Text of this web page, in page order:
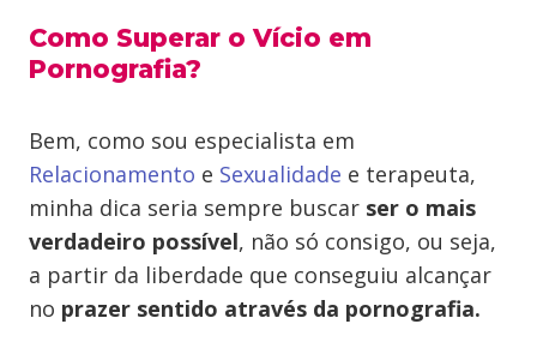
Como Superar o Vício em
Pornografia?
Bem, como sou especialista em
Relacionamento e Sexualidade e terapeuta,
minha dica seria sempre buscar ser o mais
verdadeiro possível, não só consigo, ou seja,
a partir da liberdade que conseguiu alcançar
no prazer sentido através da pornografia.